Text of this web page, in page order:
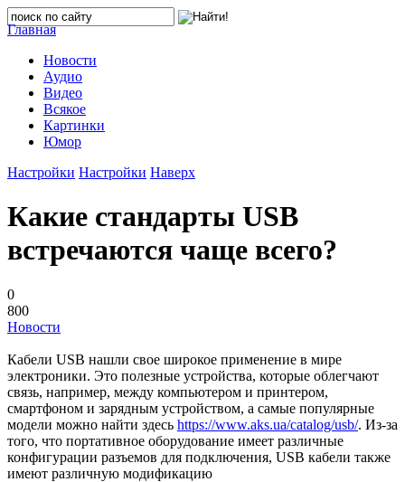
Главная
Новости
Аудио
Видео
Всякое
Картинки
Юмор
Настройки Настройки Наверх
Какие стандарты USB
встречаются чаще всего?
0
800
Новости
Кабели USB нашли свое широкое применение в мире
электроники. Это полезные устройства, которые облегчают
связь, например, между компьютером и принтером,
смартфоном и зарядным устройством, а самые популярные
модели можно найти здесь https://www.aks.ua/catalog/usb/. Из-за
того, что портативное оборудование имеет различные
конфигурации разъемов для подключения, USB кабели также
имеют различную модификацию